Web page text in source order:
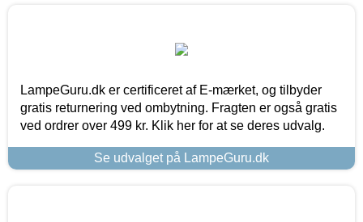
LampeGuru.dk er certificeret af E-mærket, og tilbyder
gratis returnering ved ombytning. Fragten er også gratis
ved ordrer over 499 kr. Klik her for at se deres udvalg.
Se udvalget på LampeGuru.dk